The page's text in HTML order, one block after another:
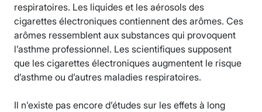
respiratoires. Les liquides et les aérosols des
cigarettes électroniques contiennent des arômes. Ces
arômes ressemblent aux substances qui provoquent
l’asthme professionnel. Les scientifiques supposent
que les cigarettes électroniques augmentent le risque
d’asthme ou d’autres maladies respiratoires.
Il n’existe pas encore d’études sur les effets à long